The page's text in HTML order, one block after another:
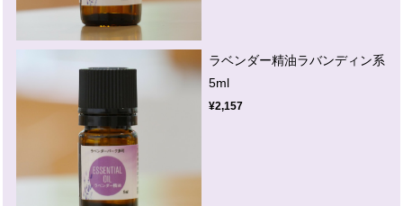
ラベンダー精油ラバンディン系
5ml
¥2,157